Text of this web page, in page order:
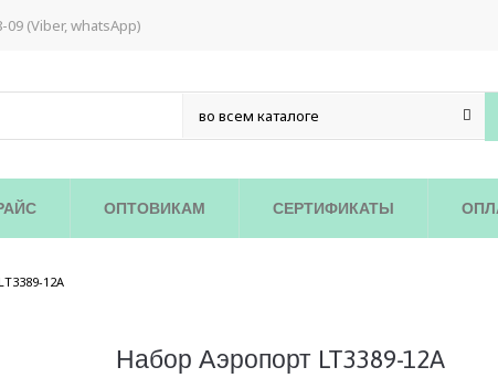
09 (Viber, whatsApp)
ОПТОВИКАМ СЕРТИФИКАТЫ
12A
Набор Аэропорт LT3389-12A